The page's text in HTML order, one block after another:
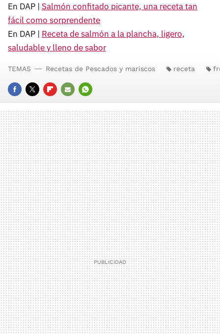
En DAP | Salmón confitado picante, una receta tan
fácil como sorprendente
En DAP | Receta de salmón a la plancha, ligero,
saludable y lleno de sabor
FACEBOOK
TWITTERFLIPBOARD
E-
MAIL
WHATSAPP
TEMAS Recetas de Pescados y mariscos receta